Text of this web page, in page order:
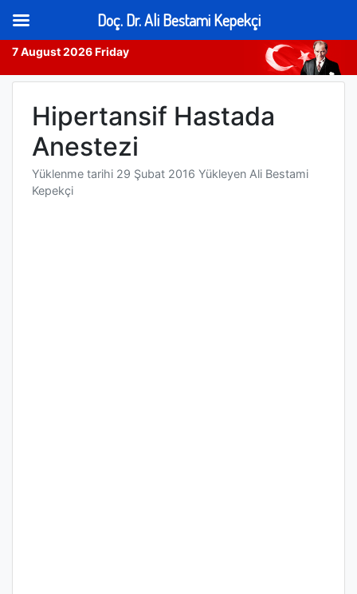
7 August 2026 Friday
Skip
contentHipertansif Hastada
Anestezi
Yüklenme tarihi 29 Şubat 2016 Yükleyen Ali Bestami
Kepekçi
Doç. Dr. Ali Bestami Kepekçi